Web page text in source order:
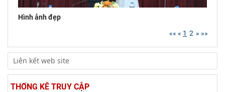
Hình ảnh đẹp
«« « 1 2 » »»
THỐNG KÊ TRUY CẬP